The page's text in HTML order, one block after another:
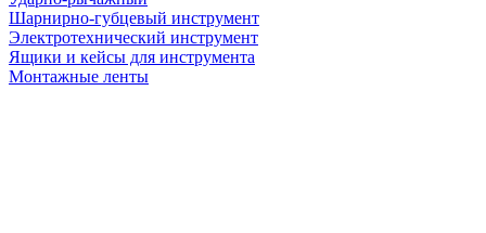
Шарнирно-губцевый инструмент
Электротехнический инструмент
Ящики и кейсы для инструмента
Монтажные ленты